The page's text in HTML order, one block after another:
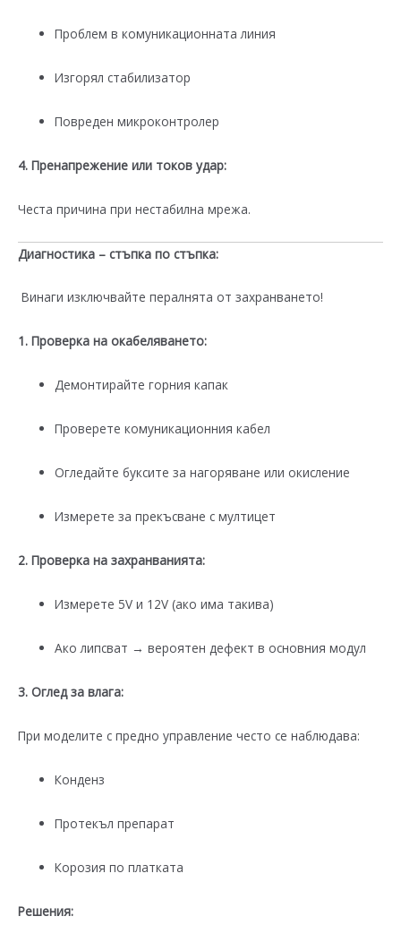
Проблем в комуникационната линия
Изгорял стабилизатор
Повреден микроконтролер
4. Пренапрежение или токов удар:
Честа причина при нестабилна мрежа.
Диагностика – стъпка по стъпка:
Винаги изключвайте пералнята от захранването!
1. Проверка на окабеляването:
Демонтирайте горния капак
Проверете комуникационния кабел
Огледайте буксите за нагоряване или окисление
Измерете за прекъсване с мултицет
2. Проверка на захранванията:
Измерете 5V и 12V (ако има такива)
Ако липсват → вероятен дефект в основния модул
3. Оглед за влага:
При моделите с предно управление често се наблюдава:
Конденз
Протекъл препарат
Корозия по платката
Решения: